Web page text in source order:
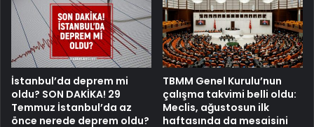
İstanbul’da deprem mi
oldu? SON DAKİKA! 29
Temmuz İstanbul’da az
önce nerede deprem oldu?
TBMM Genel Kurulu’nun
çalışma takvimi belli oldu:
Meclis, ağustosun ilk
haftasında da mesaisini